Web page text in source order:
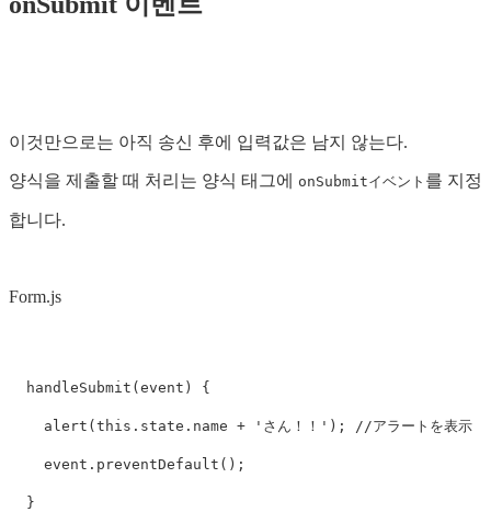
이것만으로는 아직 송신 후에 입력값은 남지 않는다.
양식을 제출할 때 처리는 양식 태그에 onSubmitイベント 를 지정
합니다.
Form.js
handleSubmit (event ) {
alert (this . state . name + ' さん！！ ' ); //アラートを表示
event . preventDefault ();
}